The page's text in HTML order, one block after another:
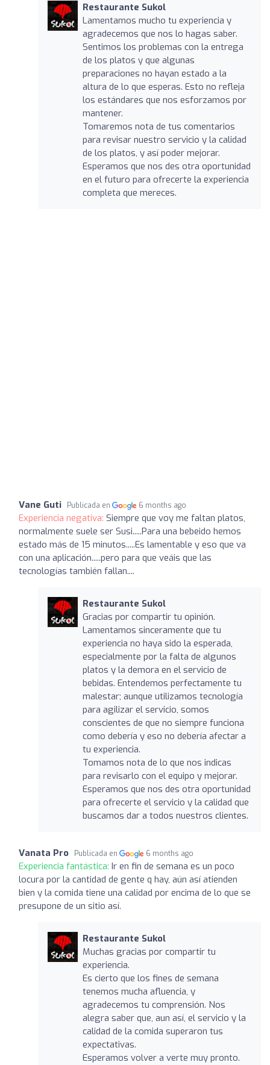
Restaurante Sukol
Lamentamos mucho tu experiencia y
agradecemos que nos lo hagas saber.
Sentimos los problemas con la entrega
de los platos y que algunas
preparaciones no hayan estado a la
altura de lo que esperas. Esto no refleja
los estándares que nos esforzamos por
mantener.
Tomaremos nota de tus comentarios
para revisar nuestro servicio y la calidad
de los platos, y así poder mejorar.
Esperamos que nos des otra oportunidad
en el futuro para ofrecerte la experiencia
completa que mereces.
Vane Guti Publicada en 6 months ago
Experiencia negativa: Siempre que voy me faltan platos,
normalmente suele ser Susi.....Para una bebeido hemos
estado más de 15 minutos.....Es lamentable y eso que va
con una aplicación.....pero para que veáis que las
tecnologías también fallan....
Restaurante Sukol
Gracias por compartir tu opinión.
Lamentamos sinceramente que tu
experiencia no haya sido la esperada,
especialmente por la falta de algunos
platos y la demora en el servicio de
bebidas. Entendemos perfectamente tu
malestar; aunque utilizamos tecnología
para agilizar el servicio, somos
conscientes de que no siempre funciona
como debería y eso no debería afectar a
tu experiencia.
Tomamos nota de lo que nos indicas
para revisarlo con el equipo y mejorar.
Esperamos que nos des otra oportunidad
para ofrecerte el servicio y la calidad que
buscamos dar a todos nuestros clientes.
Vanata Pro Publicada en 6 months ago
Experiencia fantástica: Ir en fin de semana es un poco
locura por la cantidad de gente q hay, aún así atienden
bien y la comida tiene una calidad por encima de lo que se
presupone de un sitio así.
Restaurante Sukol
Muchas gracias por compartir tu
experiencia.
Es cierto que los fines de semana
tenemos mucha afluencia, y
agradecemos tu comprensión. Nos
alegra saber que, aun así, el servicio y la
calidad de la comida superaron tus
expectativas.
Esperamos volver a verte muy pronto.